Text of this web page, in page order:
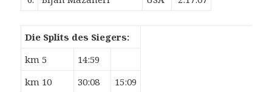
Die Splits des Siegers:
km 5
14:59
km 10
30:08
15:09